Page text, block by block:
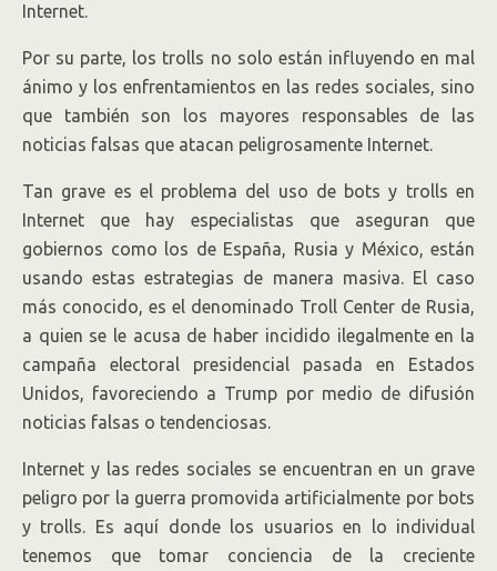
Internet.
Por su parte, los trolls no solo están influyendo en mal
ánimo y los enfrentamientos en las redes sociales, sino
que también son los mayores responsables de las
noticias falsas que atacan peligrosamente Internet.
Tan grave es el problema del uso de bots y trolls en
Internet que hay especialistas que aseguran que
gobiernos como los de España, Rusia y México, están
usando estas estrategias de manera masiva. El caso
más conocido, es el denominado Troll Center de Rusia,
a quien se le acusa de haber incidido ilegalmente en la
campaña electoral presidencial pasada en Estados
Unidos, favoreciendo a Trump por medio de difusión
noticias falsas o tendenciosas.
Internet y las redes sociales se encuentran en un grave
peligro por la guerra promovida artificialmente por bots
y trolls. Es aquí donde los usuarios en lo individual
tenemos que tomar conciencia de la creciente